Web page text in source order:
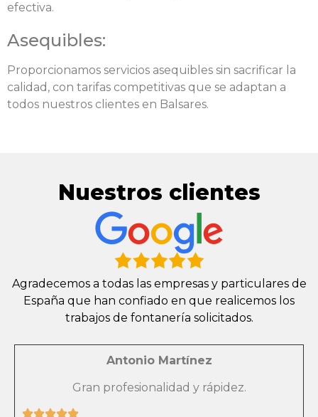
efectiva.
Asequibles:
Proporcionamos servicios asequibles sin sacrificar la
calidad, con tarifas competitivas que se adaptan a
todos nuestros clientes en Balsares.
Nuestros clientes
Agradecemos a todas las empresas y particulares de
España que han confiado en que realicemos los
trabajos de fontanería solicitados.
Antonio Martínez
Gran profesionalidad y rápidez.